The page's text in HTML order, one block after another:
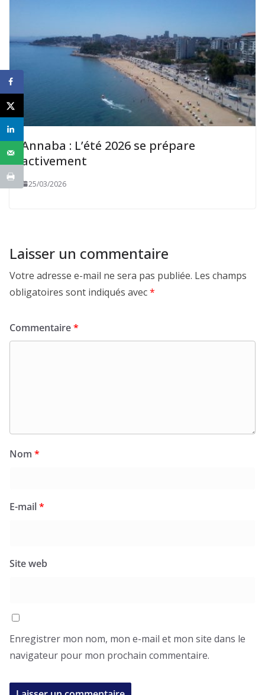
Annaba : L’été 2026 se prépare
activement
25/03/2026
Laisser un commentaire
Votre adresse e-mail ne sera pas publiée. Les champs
obligatoires sont indiqués avec*
Commentaire*
Nom *
E-mail*
Site web
Enregistrer mon nom, mon e-mail et mon site dans le
navigateur pour mon prochain commentaire.